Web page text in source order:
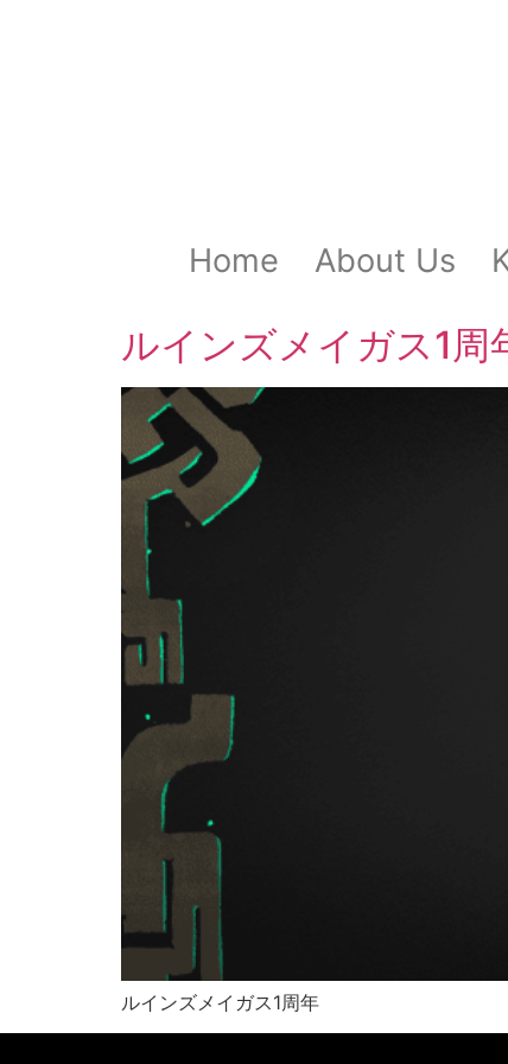
Home About Us
ルインズメイガス1周
ルインズメイガス1周年